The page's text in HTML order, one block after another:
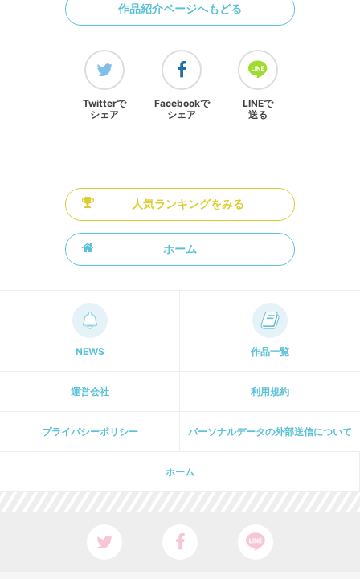
作品紹介ページへもどる
Twitterで
シェア
Facebookで
シェア
LINEで
送る
人気ランキングをみる
ホーム
NEWS 作品一覧
運営会社 利用規約
プライパシーポリシー パーソナルデータの外部送信について
ホーム